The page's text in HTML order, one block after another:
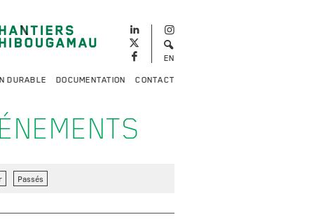
EN
DURABLE DOCUMENTATION CONTACT
Passés